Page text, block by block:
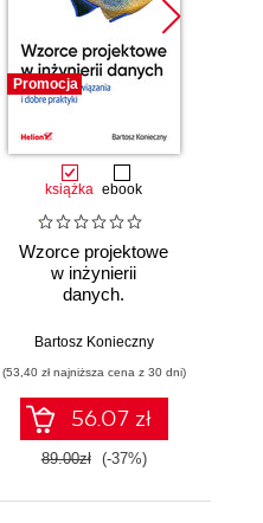
Promocja
książka ebook
Wzorce projektowe
w inżynierii
danych.
rozwiązania i dobre
Bartosz Konieczny
(53,40 zł najniższa cena z 30 dni)
56.07 zł
89.00zł (-37%)